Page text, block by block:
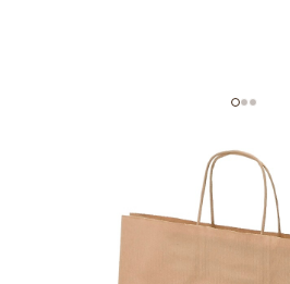
Коричневые
плетёными ручками
P97717